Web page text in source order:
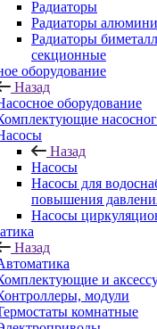
Радиаторы
Радиаторы
Радиаторы
секционные
оборудование
Назад
оборудование
Назад
Насосы
Насосы для
повышения
Насосы
Назад
и
модули
комнатные